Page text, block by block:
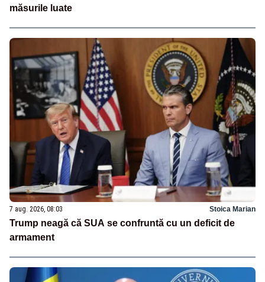
măsurile luate
7 aug. 2026, 08:03 Stoica Marian
Trump neagă că SUA se confruntă cu un deficit de
armament